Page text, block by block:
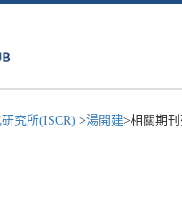
究所(ISCR) >湯開建>相關期